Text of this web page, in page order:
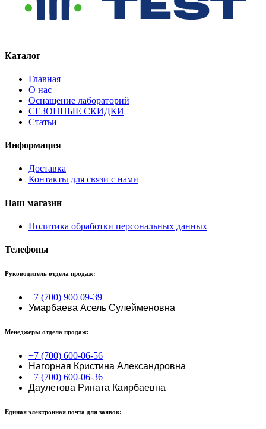
Каталог
Главная
О нас
Оснащение лабораторий
СЕЗОННЫЕ СКИДКИ
Статьи
Информация
Доставка
Контакты для связи с нами
Наш магазин
Политика обработки персональных данных
Телефоны
Руководитель отдела продаж:
+7 (700) 900 09-39
Умарбаева Асель Сулейменовна
Менеджеры отдела продаж:
+7 (700) 600-06-56
Нагорная Кристина Александровна
+7 (700) 600-06-36
Даулетова Рината Каирбаевна
Единая электронная почта для заявок: